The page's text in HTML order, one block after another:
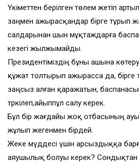
Үкіметтен берілген төлем жетіп
заңмен ажырасқандар бірге тұрып
салдарынан шын мұқтаждарға
кезегі жылжымайды.
Президентіміздің бұны ашына
құжат толтырып ажырасса да,
заңсыз алған қаражатын,
тәркілеп,айыппұл салу керек.
Бұл бір жағдайы жоқ отбасының
жұлып жегенмен бірдей.
Жеке мүддесі үшін арсыздыққа
аяушылық болуы керек? Сондықтан